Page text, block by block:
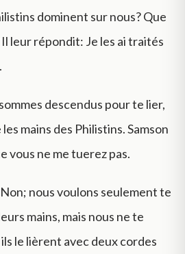
dominent sur nous? Que
leur répondit: Je les ai traités
descendus pour te lier,
mains des Philistins. Samson
vous ne me tuerez pas.
nous voulons seulement te
mains, mais nous ne te
le lièrent avec deux cordes